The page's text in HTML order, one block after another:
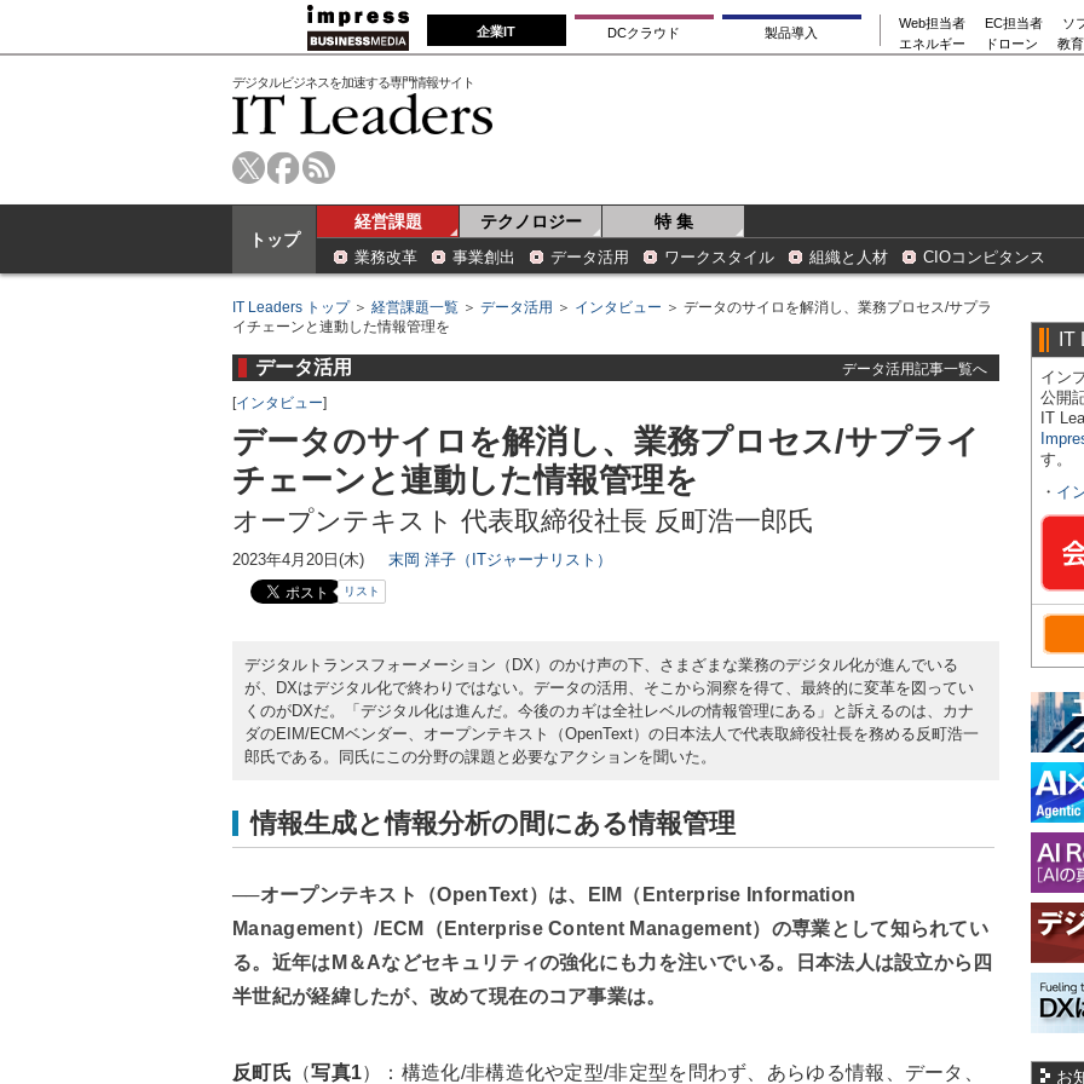
企業IT DCクラウド 製品導入
Web担当者 EC担当者
ソ
エネルギー
ドローン 教
デジタルビジネスを加速する専門情報サイト
トップ
経営課題 テクノロジー 特 集
業務改革 事業創出 データ活用 ワークスタイル 組織と人材 CIOコンピタンス
IT Leaders トップ＞ 経営課題一覧 ＞ データ活用 ＞ インタビュー ＞ データのサイロを解消し、業務プロセス/サプラ
イチェーンと連動した情報管理を
データ活用
データ活用記事一覧へ
[インタビュー]
データのサイロを解消し、業務プロセス/サプライ
チェーンと連動した情報管理を
オープンテキスト 代表取締役社長 反町浩一郎氏
2023年4月20日(木) 末岡 洋子（ITジャーナリスト）
リスト
デジタルトランスフォーメーション（DX）のかけ声の下、さまざまな業務のデジタル化が進んでいる
が、DXはデジタル化で終わりではない。データの活用、そこから洞察を得て、最終的に変革を図ってい
くのがDXだ。「デジタル化は進んだ。今後のカギは全社レベルの情報管理にある」と訴えるのは、カナ
ダのEIM/ECMベンダー、オープンテキスト（OpenText）の日本法人で代表取締役社長を務める反町浩一
郎氏である。同氏にこの分野の課題と必要なアクションを聞いた。
情報生成と情報分析の間にある情報管理
──オープンテキスト（OpenText）は、EIM（Enterprise Information
Management）/ECM（Enterprise Content Management）の専業として知られてい
る。近年はM＆Aなどセキュリティの強化にも力を注いでいる。日本法人は設立から四
半世紀が経緯したが、改めて現在のコア事業は。
反町氏 （写真1）：構造化/非構造化や定型/非定型を問わず、あらゆる情報、データ、
IT
イン
公開
IT
す。
・ イ
お